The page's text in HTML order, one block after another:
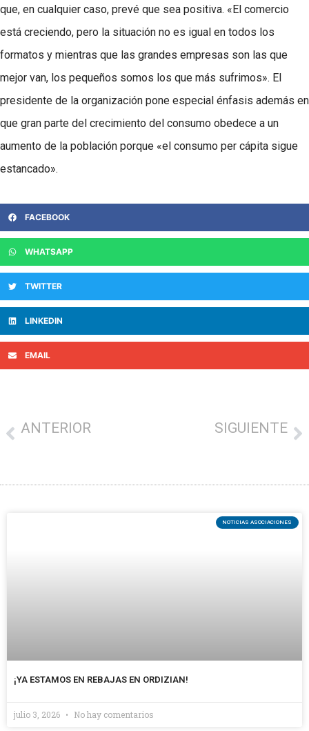
que, en cualquier caso, prevé que sea positiva. «El comercio
está creciendo, pero la situación no es igual en todos los
formatos y mientras que las grandes empresas son las que
mejor van, los pequeños somos los que más sufrimos». El
presidente de la organización pone especial énfasis además en
que gran parte del crecimiento del consumo obedece a un
aumento de la población porque «el consumo per cápita sigue
estancado».
FACEBOOK
WHATSAPP
TWITTER
LINKEDIN
EMAIL
ANTERIOR SIGUIENTE
NOTICIAS ASOCIACIONES
¡YA ESTAMOS EN REBAJAS EN ORDIZIAN!
julio 3, 2026 No hay comentarios